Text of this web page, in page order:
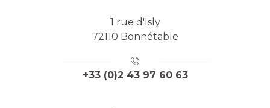
1 rue d'Isly
72110 Bonnétable
+33 (0)2 43 97 60 63